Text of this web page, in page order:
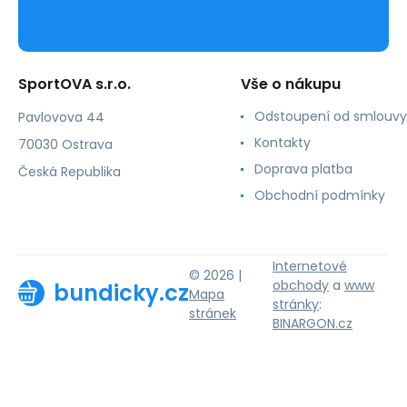
SportOVA s.r.o.
Pavlovova 44
70030 Ostrava
Česká Republika
Vše o nákupu
Odstoupení od smlouvy
Kontakty
Doprava platba
Obchodní podmínky
bundicky.cz
© 2026 |
Mapa
stránek
Internetové
obchody a www
stránky:
BINARGON.cz